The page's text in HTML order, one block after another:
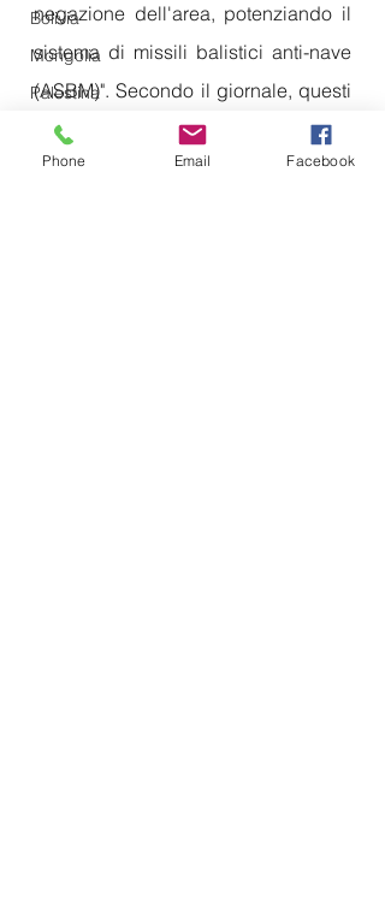
Bolivia
Mongolia
Palestina
Emirati Arabi Uniti
NATO
negazione dell'area, potenziando il
sistema di missili balistici anti-nave
(ASBM)". Secondo il giornale, questi
satelliti formano una "rete di satelliti
elettro-ottici, di intelligenza visiva
Phone Email Facebook